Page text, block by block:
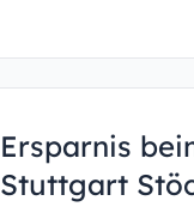
Ersparnis
Stuttgart